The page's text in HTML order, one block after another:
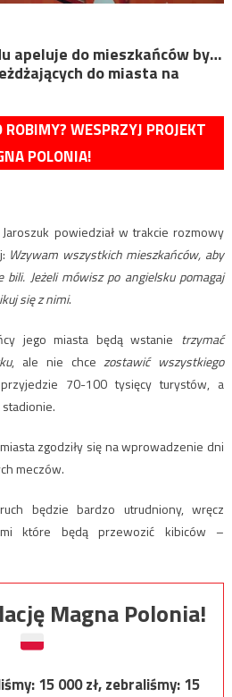
apeluje do mieszkańców by…
do miasta na
WESPRZYJ PROJEKT
POLONIA!
powiedział w trakcie rozmowy
Wzywam wszystkich mieszkańców, aby
Jeżeli mówisz po angielsku pomagaj
się z nimi.
jego miasta będą wstanie trzymać
, ale nie chcezostawić wszystkiego
70-100 tysięcy turystów, a
zgodziły się na wprowadzenie dni
meczów.
będzie bardzo utrudniony, wręcz
które będą przewozić kibiców –
Magna Polonia!
15 000zł, zebraliśmy:15